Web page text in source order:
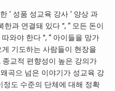
‘성품 성교육 강사 ‘양상 과
한과 연결돼 있다 ”, “모든 돈이
와야 한다 ”, “아이들을 망가
기도하는 사람들이 현장을
, 종교적 편향성이 높은 강의가
곡으 넘은 이야기가 성교육 강
정도 수준의 단체에 대해 정확